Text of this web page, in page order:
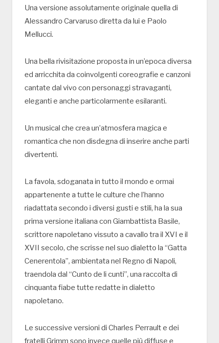
Una versione assolutamente originale quella di
Alessandro Carvaruso diretta da lui e Paolo
Mellucci.
Una bella rivisitazione proposta in un’epoca diversa
ed arricchita da coinvolgenti coreografie e canzoni
cantate dal vivo con personaggi stravaganti,
eleganti e anche particolarmente esilaranti.
Un musical che crea un’atmosfera magica e
romantica che non disdegna di inserire anche parti
divertenti.
La favola, sdoganata in tutto il mondo e ormai
appartenente a tutte le culture che l’hanno
riadattata secondo i diversi gusti e stili, ha la sua
prima versione italiana con Giambattista Basile,
scrittore napoletano vissuto a cavallo tra il XVI e il
XVII secolo, che scrisse nel suo dialetto la “Gatta
Cenerentola”, ambientata nel Regno di Napoli,
traendola dal “Cunto de li cunti”, una raccolta di
cinquanta fiabe tutte redatte in dialetto
napoletano.
Le successive versioni di Charles Perrault e dei
fratelli Grimm sono invece quelle più diffuse e